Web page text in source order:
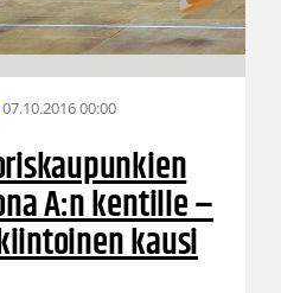
07.10.2016 00:00
A:n kentille –
kausi